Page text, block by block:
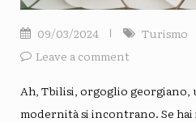
09/03/2024 Turismo
Leave a comment
Ah, Tbilisi, orgoglio georgiano,
modernità si incontrano. Se